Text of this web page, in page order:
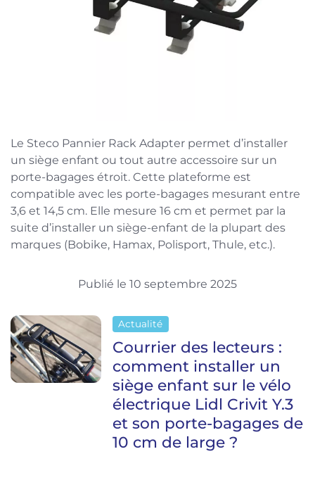
Le Steco Pannier Rack Adapter permet d’installer
un siège enfant ou tout autre accessoire sur un
porte-bagages étroit. Cette plateforme est
compatible avec les porte-bagages mesurant entre
3,6 et 14,5 cm. Elle mesure 16 cm et permet par la
suite d’installer un siège-enfant de la plupart des
marques (Bobike, Hamax, Polisport, Thule, etc.).
Publié le 10 septembre 2025
Actualité
Courrier des lecteurs :
comment installer un
siège enfant sur le vélo
électrique Lidl Crivit Y.3
et son porte-bagages de
10 cm de large ?